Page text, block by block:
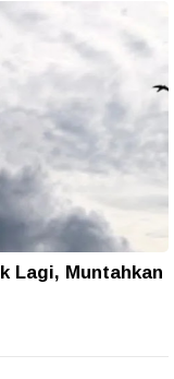
Lagi, Muntahkan